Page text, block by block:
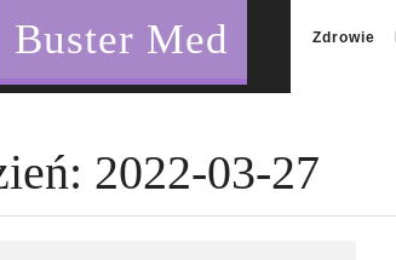
Buster Med Zdrowie
2022-03-27